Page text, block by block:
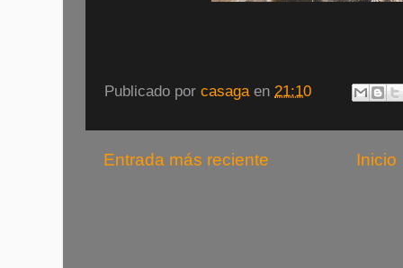
Publicado por casaga en 21:10
Entrada más reciente Inicio